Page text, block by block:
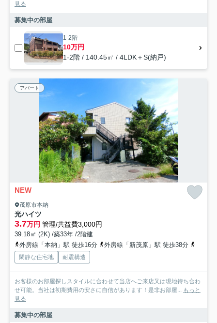
見る
募集中の部屋
1-2階
10万円
1-2階 / 140.45㎡ / 4LDK＋S(納戸)
アパート
NEW
茂原市本納
光ハイツ
3.7万円 管理/共益費3,000円
39.18㎡ (2K) /築33年 /2階建
外房線「本納」駅 徒歩16分
外房線「新茂原」駅 徒歩38分
閑静な住宅地 耐震構造
お客様のお部屋探しスタイルに合わせて当店へご来店又は現地待ち合わ
せ可能。当社は初期費用の安さに自信があります！是非お部屋... もっと
見る
募集中の部屋